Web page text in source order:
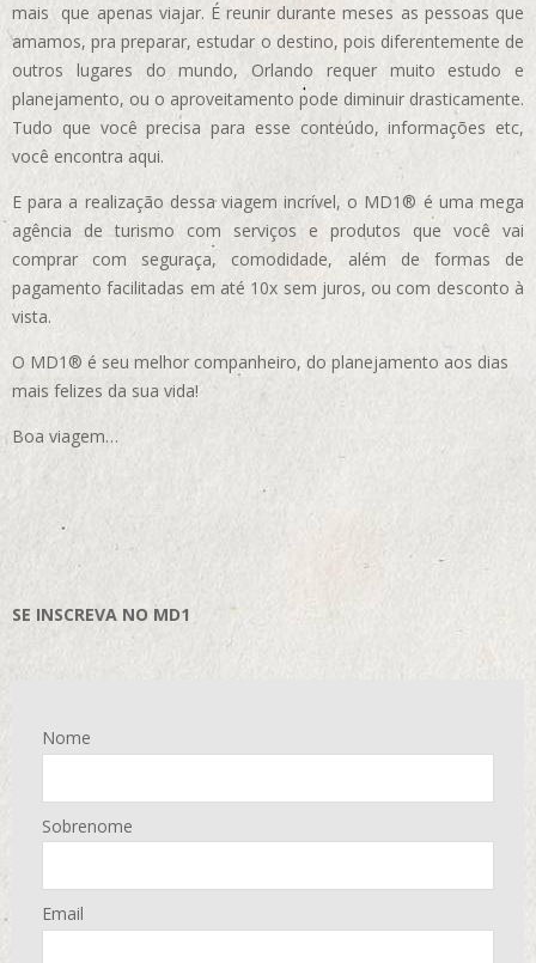
mais que apenas viajar. É reunir durante meses as pessoas que
amamos, pra preparar, estudar o destino, pois diferentemente de
outros lugares do mundo, Orlando requer muito estudo e
planejamento, ou o aproveitamento pode diminuir drasticamente.
Tudo que você precisa para esse conteúdo, informações etc,
você encontra aqui.
E para a realização dessa viagem incrível, o MD1® é uma mega
agência de turismo com serviços e produtos que você vai
comprar com seguraça, comodidade, além de formas de
pagamento facilitadas em até 10x sem juros, ou com desconto à
vista.
O MD1® é seu melhor companheiro, do planejamento aos dias
mais felizes da sua vida!
Boa viagem…
SE INSCREVA NO MD1
Nome
Sobrenome
Email